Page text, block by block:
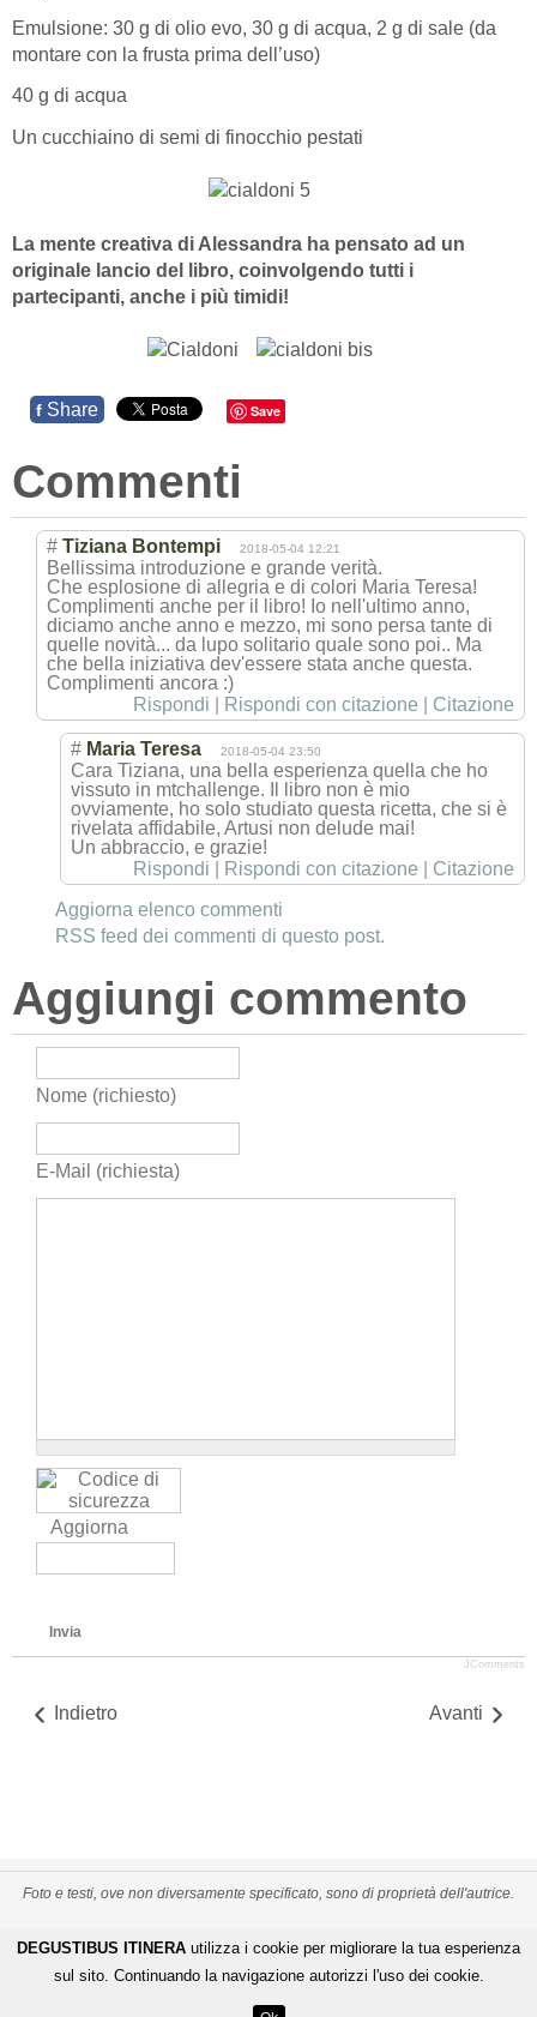
Emulsione: 30 g di olio evo, 30 g di acqua, 2 g di sale (da
montare con la frusta prima dell’uso)
40 g di acqua
Un cucchiaino di semi di finocchio pestati
La mente creativa di Alessandra ha pensato ad un
originale lancio del libro, coinvolgendo tutti i
partecipanti, anche i più timidi!
f Share Save
Commenti
# Tiziana Bontempi 2018-05-04 12:21
Bellissima introduzione e grande verità.
Che esplosione di allegria e di colori Maria Teresa!
Complimenti anche per il libro! Io nell'ultimo anno,
diciamo anche anno e mezzo, mi sono persa tante di
quelle novità... da lupo solitario quale sono poi.. Ma
che bella iniziativa dev'essere stata anche questa.
Complimenti ancora :)
Rispondi
Rispondi con citazione Citazione
# Maria Teresa 2018-05-04 23:50
Cara Tiziana, una bella esperienza quella che ho
vissuto in mtchallenge. Il libro non è mio
ovviamente, ho solo studiato questa ricetta, che si è
rivelata affidabile, Artusi non delude mai!
Un abbraccio, e grazie!
Rispondi
Rispondi con citazione
Citazione
Aggiorna elenco commenti
RSS feed dei commenti di questo post.
Aggiungi commento
Nome (richiesto)
E-Mail (richiesta)
Aggiorna
Invia
JComments
Indietro Avanti
Foto e testi, ove non diversamente specificato, sono di proprietà dell'autrice.
PRIVACY POLICY-CREDITS -MAPPA DEL SITO
De Gustibus Itinera - Copyright © All Rights Reserved
DEGUSTIBUS ITINERA utilizza i cookie per migliorare la tua esperienza
sul sito. Continuando la navigazione autorizzi l'uso dei cookie.